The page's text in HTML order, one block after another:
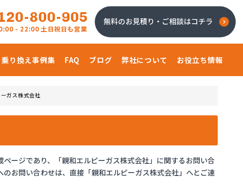
800-905
- 22:00 土日祝日も営業
無料のお見積り・ご相談はコチラ
乗り換え事例集 FAQ ブログ 弊社について お役立ち情報
ガス株式会社
ージであり、「親和エルピーガス株式会社」に関するお問い合
お問い合わせは、直接「親和エルピーガス株式会社」へとご連